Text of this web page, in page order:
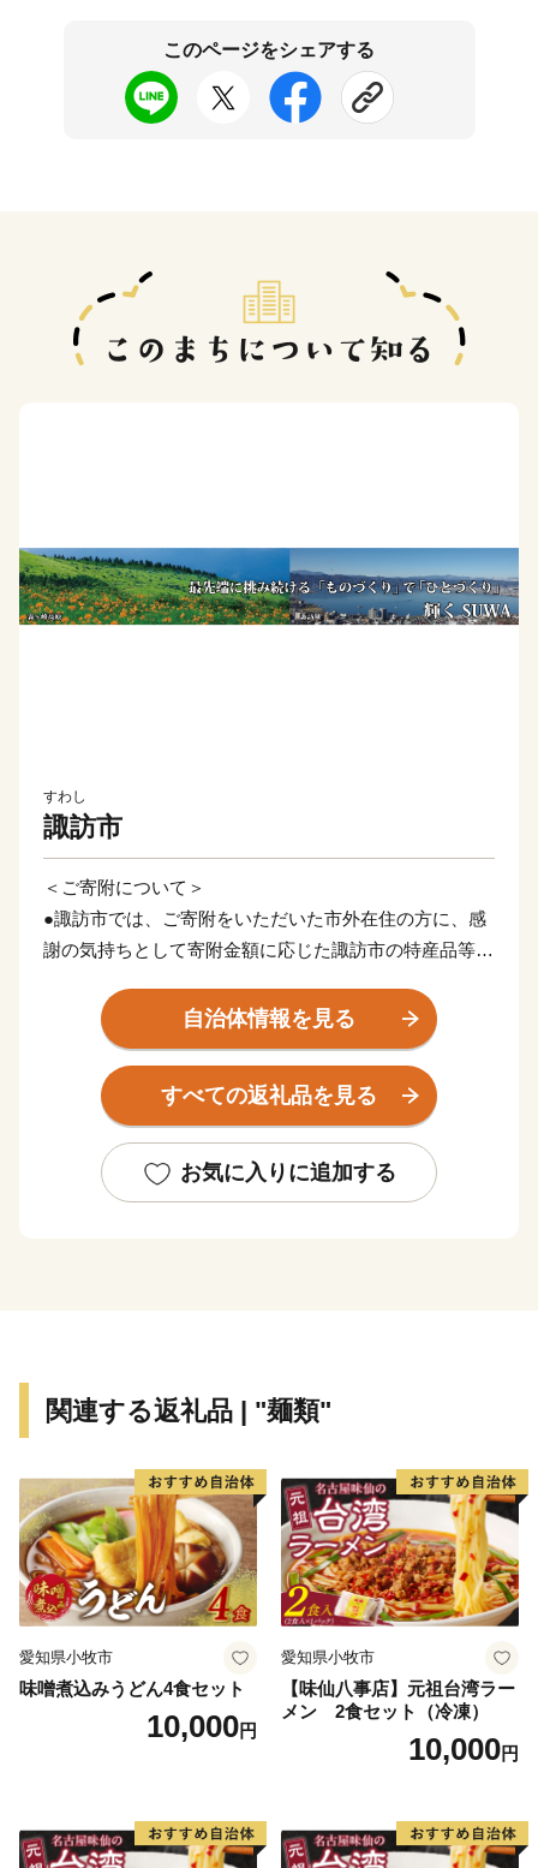
このページをシェアする
すわし
諏訪市
＜ご寄附について＞
●諏訪市では、ご寄附をいただいた市外在住の方に、感
謝の気持ちとして寄附金額に応じた諏訪市の特産品等の
●寄附の回数制限はありません。年何回でもご寄附いた
だけます。
●ご入金後の返金はできかねます。
●協賛事業者から発送させていただきます。このため、
ご寄附者様のご住所・お名前を事業者に提供させていた
●ご不在日等がおわかりの際は、通信欄に必ずご記入く
●寄附者以外の送り先指定が可能です（ご希望の方は
「通信欄」に送り先の郵便番号・ご住所・お名前・電話
番号等の内容をご記載下さい）。信州諏訪の魅力を届け
たいあの人にご紹介ください（協賛事業者から送付先に
連絡させていただくことがありますので、「お礼の品」
送り先には「お礼の品」と一緒に寄附者名をお伝えいた
します）。
●申し訳ございませんが包装はできません。
●贈呈させていただく「お礼の品」は、ご寄附への「お
サービス業ではないことをご理解ください。
●転売及びオークション等での出品等の目的での「お礼
自治体情報を見る
すべての返礼品を見る
お気に入りに追加する
関連する返礼品 | "麺類"
愛知県小牧市
味噌煮込みうどん4食セット
10,000円
愛知県小牧市
【味仙八事店】元祖台湾ラー
メン 2食セット（冷凍）
10,000円